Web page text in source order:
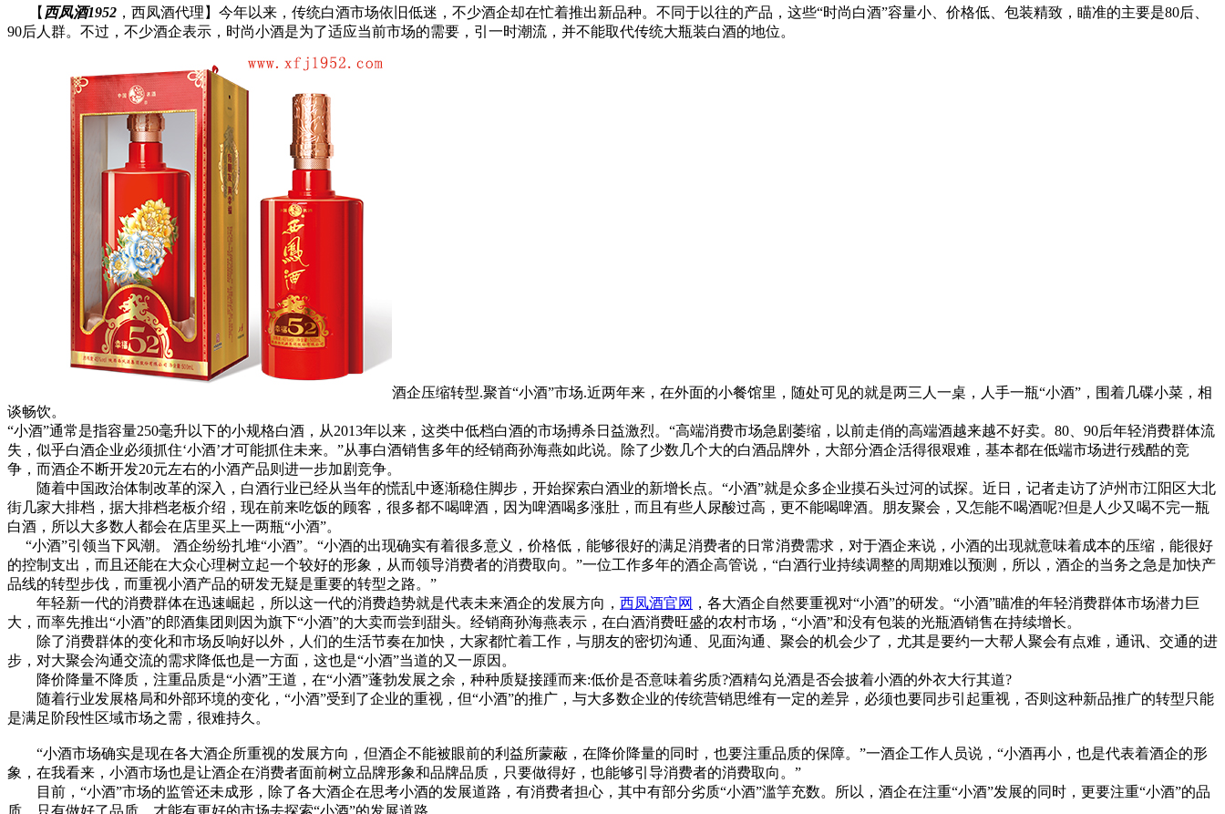
【 西凤酒1952 ，西凤酒代理】今年以来，传统白酒市场依旧低迷，不少酒企却在忙着推出新品种。不同于以往的产品，这些“时尚白酒”容量小、价格低、包装精致，瞄准的主要是80后、
90后人群。不过，不少酒企表示，时尚小酒是为了适应当前市场的需要，引一时潮流，并不能取代传统大瓶装白酒的地位。
酒企压缩转型.聚首“小酒”市场.近两年来，在外面的小餐馆里，随处可见的就是两三人一桌，人手一瓶“小酒”，围着几碟小菜，相
谈畅饮。
“小酒”通常是指容量250毫升以下的小规格白酒，从2013年以来，这类中低档白酒的市场搏杀日益激烈。“高端消费市场急剧萎缩，以前走俏的高端酒越来越不好卖。80、90后年轻消费群体流
失，似乎白酒企业必须抓住‘小酒’才可能抓住未来。”从事白酒销售多年的经销商孙海燕如此说。除了少数几个大的白酒品牌外，大部分酒企活得很艰难，基本都在低端市场进行残酷的竞
争，而酒企不断开发20元左右的小酒产品则进一步加剧竞争。
随着中国政治体制改革的深入，白酒行业已经从当年的慌乱中逐渐稳住脚步，开始探索白酒业的新增长点。“小酒”就是众多企业摸石头过河的试探。近日，记者走访了泸州市江阳区大北
街几家大排档，据大排档老板介绍，现在前来吃饭的顾客，很多都不喝啤酒，因为啤酒喝多涨肚，而且有些人尿酸过高，更不能喝啤酒。朋友聚会，又怎能不喝酒呢?但是人少又喝不完一瓶
白酒，所以大多数人都会在店里买上一两瓶“小酒”。
“小酒”引领当下风潮。 酒企纷纷扎堆“小酒”。“小酒的出现确实有着很多意义，价格低，能够很好的满足消费者的日常消费需求，对于酒企来说，小酒的出现就意味着成本的压缩，能很好
的控制支出，而且还能在大众心理树立起一个较好的形象，从而领导消费者的消费取向。”一位工作多年的酒企高管说，“白酒行业持续调整的周期难以预测，所以，酒企的当务之急是加快产
品线的转型步伐，而重视小酒产品的研发无疑是重要的转型之路。”
年轻新一代的消费群体在迅速崛起，所以这一代的消费趋势就是代表未来酒企的发展方向， 西凤酒官网 ，各大酒企自然要重视对“小酒”的研发。“小酒”瞄准的年轻消费群体市场潜力巨
大，而率先推出“小酒”的郎酒集团则因为旗下“小酒”的大卖而尝到甜头。经销商孙海燕表示，在白酒消费旺盛的农村市场，“小酒”和没有包装的光瓶酒销售在持续增长。
除了消费群体的变化和市场反响好以外，人们的生活节奏在加快，大家都忙着工作，与朋友的密切沟通、见面沟通、聚会的机会少了，尤其是要约一大帮人聚会有点难，通讯、交通的进
步，对大聚会沟通交流的需求降低也是一方面，这也是“小酒”当道的又一原因。
降价降量不降质，注重品质是“小酒”王道，在“小酒”蓬勃发展之余，种种质疑接踵而来:低价是否意味着劣质?酒精勾兑酒是否会披着小酒的外衣大行其道?
随着行业发展格局和外部环境的变化，“小酒”受到了企业的重视，但“小酒”的推广，与大多数企业的传统营销思维有一定的差异，必须也要同步引起重视，否则这种新品推广的转型只能
是满足阶段性区域市场之需，很难持久。
“小酒市场确实是现在各大酒企所重视的发展方向，但酒企不能被眼前的利益所蒙蔽，在降价降量的同时，也要注重品质的保障。”一酒企工作人员说，“小酒再小，也是代表着酒企的形
象，在我看来，小酒市场也是让酒企在消费者面前树立品牌形象和品牌品质，只要做得好，也能够引导消费者的消费取向。”
目前，“小酒”市场的监管还未成形，除了各大酒企在思考小酒的发展道路，有消费者担心，其中有部分劣质“小酒”滥竽充数。所以，酒企在注重“小酒”发展的同时，更要注重“小酒”的品
质，只有做好了品质，才能有更好的市场去探索“小酒”的发展道路。